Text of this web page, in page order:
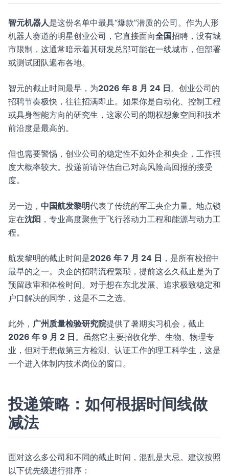
智元机器人是这份名单中最具“爆款”潜质的公司。作为人形
机器人赛道的明星创业公司，它直接面向全国招聘，没有城
市限制，这通常暗示着其研发总部可能在一线城市，但部署
或测试团队遍布各地。
智元的截止时间最早，为2026 年 8 月 24 日。创业公司的
招聘节奏极快，往往招满即止。如果你是自动化、控制工程
或具身智能方向的研究生，这家公司的期权想象空间和技术
前沿度是最高的。
但也需要警惕，创业公司的稳定性不如外企和央企，工作强
度大概率较大。投递前请评估自己对高风险高回报的接受
度。
另一边， 中国航发黎明代表了传统的军工央企力量。地点锁
定在沈阳 ，专业高度聚焦于飞行器动力工程和能源与动力工
程。
航发黎明的截止时间是2026 年 7 月 24 日 ，是所有校招中
最早的之一。央企的招聘流程繁琐，提前这么久截止是为了
预留政审和体检时间。对于想在东北发展、追求极致稳定和
户口解决的同学，这是不二之选。
此外， 广州质量检验研究院提供了暑期实习机会，截止
2026 年 9 月 2 日。虽然它主要招收化学、生物、物理专
业，但对于想做第三方检测、认证工作的理工科学生，这是
一个进入体制内技术岗位的窗口。
投递策略：如何根据时间线做
减法
面对这么多公司和不同的截止时间，混乱是大忌。建议按照
以下优先级进行排序：